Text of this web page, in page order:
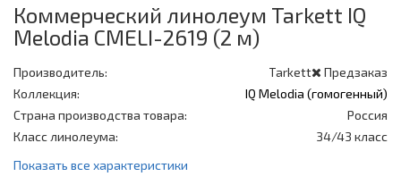
Коммерческий линолеум Tarkett IQ
Melodia CMELI-2619 (2 м)
Предзаказ
Производитель:
Tarkett
Коллекция:
IQ Melodia (гомогенный)
Страна производства товара:
Россия
Класс линолеума:
34/43 класс
Показать все характеристики